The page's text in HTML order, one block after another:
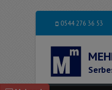
0544 276 36 53